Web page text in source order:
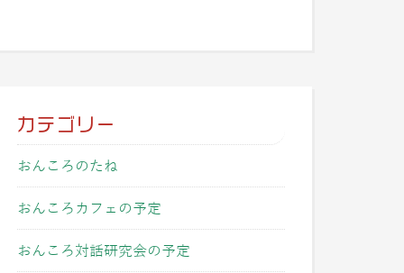
カテゴリー
おんころのたね
おんころカフェの予定
おんころ対話研究会の予定